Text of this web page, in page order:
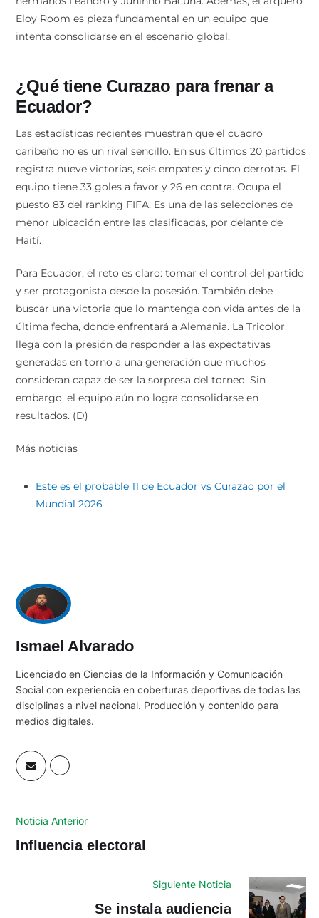
Eloy Room es pieza fundamental en un equipo que
intenta consolidarse en el escenario global.
¿Qué tiene Curazao para frenar a
Ecuador?
Las estadísticas recientes muestran que el cuadro
caribeño no es un rival sencillo. En sus últimos 20 partidos
registra nueve victorias, seis empates y cinco derrotas. El
equipo tiene 33 goles a favor y 26 en contra. Ocupa el
puesto 83 del ranking FIFA. Es una de las selecciones de
menor ubicación entre las clasificadas, por delante de
Haití.
Para Ecuador, el reto es claro: tomar el control del partido
y ser protagonista desde la posesión. También debe
buscar una victoria que lo mantenga con vida antes de la
última fecha, donde enfrentará a Alemania. La Tricolor
llega con la presión de responder a las expectativas
generadas en torno a una generación que muchos
consideran capaz de ser la sorpresa del torneo. Sin
embargo, el equipo aún no logra consolidarse en
resultados. (D)
Más noticias
Este es el probable 11 de Ecuador vs Curazao por el
Mundial 2026
Ismael Alvarado
Licenciado en Ciencias de la Información y Comunicación
Social con experiencia en coberturas deportivas de todas las
disciplinas a nivel nacional. Producción y contenido para
medios digitales.
Noticia Anterior
Influencia electoral
Siguiente Noticia
Se instala audiencia